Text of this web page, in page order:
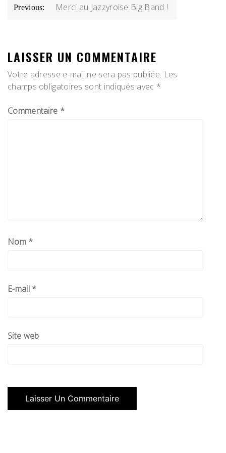
Previous: Merci au Jazzyroise Big Band !
LAISSER UN COMMENTAIRE
Votre adresse e-mail ne sera pas publiée. Les
champs obligatoires sont indiqués avec *
Commentaire *
Nom *
E-mail *
Site web